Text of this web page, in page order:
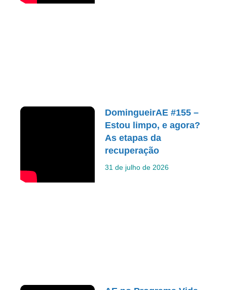
DomingueirAE #155 –
Estou limpo, e agora?
As etapas da
recuperação
31 de julho de 2026